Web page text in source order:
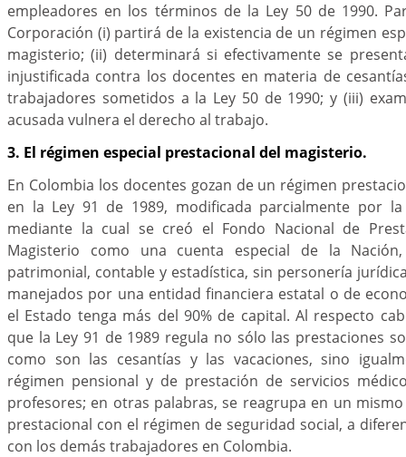
empleadores en los términos de la Ley 50 de 1990.
Corporación (i) partirá de la existencia de un régimen
magisterio; (ii) determinará si efectivamente se
injustificada contra los docentes en materia de
trabajadores sometidos a la Ley 50 de 1990; y (iii)
acusada vulnera el derecho al trabajo.
3. El régimen especial prestacional del magisterio.
En Colombia los docentes gozan de un régimen
en la Ley 91 de 1989, modificada parcialmente por
mediante la cual se creó el Fondo Nacional de
Magisterio como una cuenta especial de la
patrimonial, contable y estadística, sin personería
manejados por una entidad financiera estatal o de
el Estado tenga más del 90% de capital. Al respecto
que la Ley 91 de 1989 regula no sólo las prestaciones
como son las cesantías y las vacaciones, sino
régimen pensional y de prestación de servicios
profesores; en otras palabras, se reagrupa en un
prestacional con el régimen de seguridad social, a
con los demás trabajadores en Colombia.